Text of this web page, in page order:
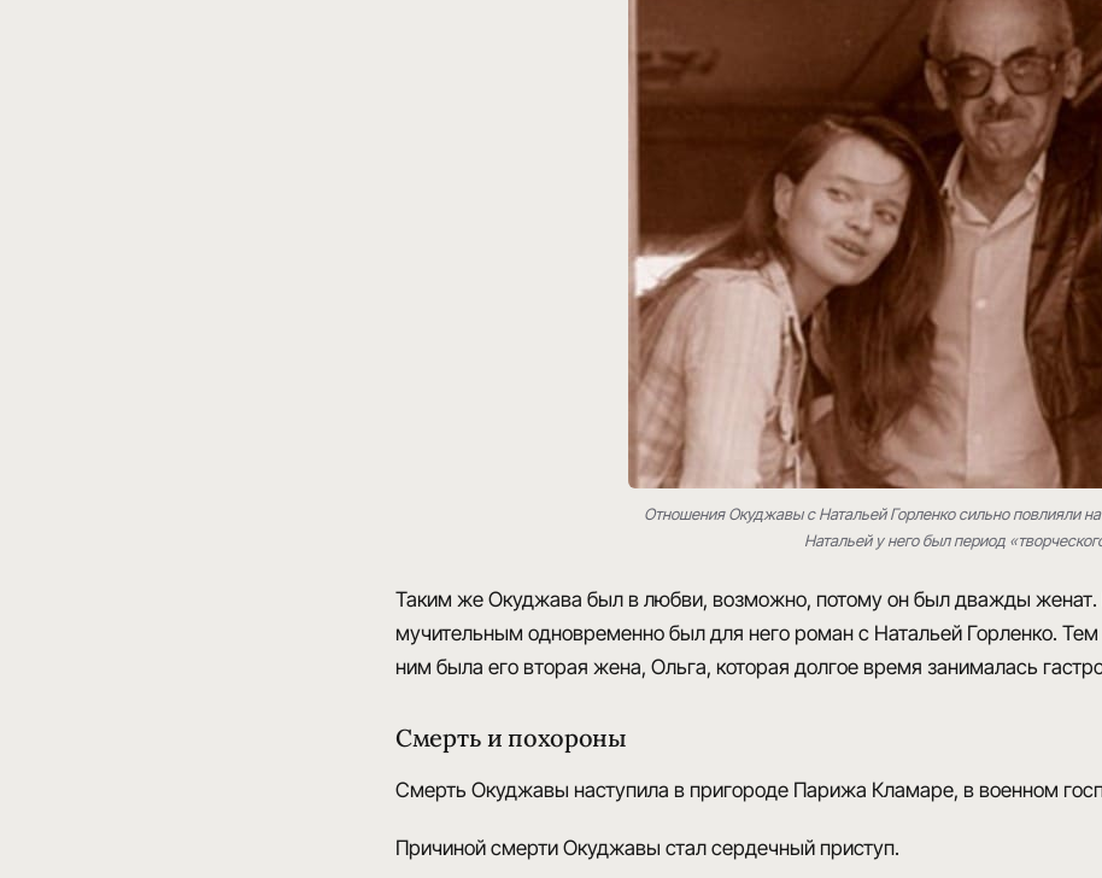
Отношения Окуджавы с Натальей Горленко сильно повлияли
Натальей у него был период
Таким же Окуджава был в любви, возможно, потому он был дважды женат
мучительным одновременно был для него роман с Натальей Горленко.
ним была его вторая жена, Ольга, которая долгое время занималась
Смерть и похороны
Смерть Окуджавы наступила в пригороде Парижа Кламаре, в военном
Причиной смерти Окуджавы стал сердечный приступ.